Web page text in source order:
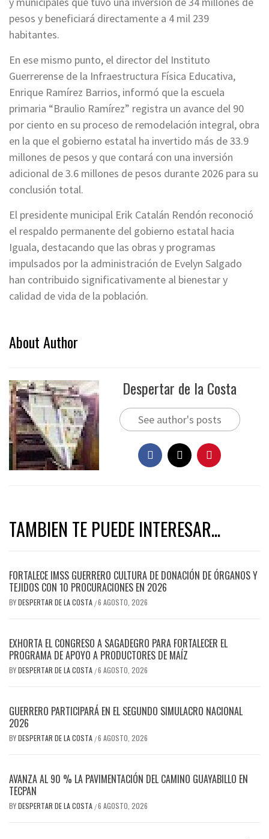
pesos y beneficiará directamente a 4 mil 239
habitantes.
En ese mismo punto, el director del Instituto
Guerrerense de la Infraestructura Física Educativa,
Enrique Ramírez Barrios, informó que la escuela
primaria “Braulio Ramírez” registra un avance del 90
por ciento en su proceso de remodelación integral, obra
en la que el gobierno estatal ha invertido más de 33.9
millones de pesos y que contará con una inversión
adicional de 3.6 millones de pesos durante 2026 para su
conclusión total.
El presidente municipal Erik Catalán Rendón reconoció
el respaldo permanente del gobierno estatal hacia
Iguala, destacando que las obras y programas
impulsados por la administración de Evelyn Salgado
han contribuido significativamente al bienestar y
calidad de vida de la población.
About Author
Despertar de la Costa
See author's posts
TAMBIEN TE PUEDE INTERESAR...
FORTALECE IMSS GUERRERO CULTURA DE DONACIÓN DE ÓRGANOS Y
TEJIDOS CON 10 PROCURACIONES EN 2026
BYDESPERTAR DE LA COSTA /6 AGOSTO, 2026
EXHORTA EL CONGRESO A SAGADEGRO PARA FORTALECER EL
PROGRAMA DE APOYO A PRODUCTORES DE MAÍZ
BYDESPERTAR DE LA COSTA /6 AGOSTO, 2026
GUERRERO PARTICIPARÁ EN EL SEGUNDO SIMULACRO NACIONAL
2026
BYDESPERTAR DE LA COSTA /6 AGOSTO, 2026
AVANZA AL 90 % LA PAVIMENTACIÓN DEL CAMINO GUAYABILLO EN
TECPAN
BYDESPERTAR DE LA COSTA /6 AGOSTO, 2026